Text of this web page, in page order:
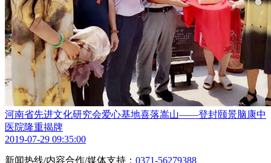
河南省先进文化研究会爱心基地喜落嵩山——登封颐景脑康中
医院隆重揭牌
2019-07-29 09:35:00
新闻热线/内容合作/媒体支持： 0371-56279388